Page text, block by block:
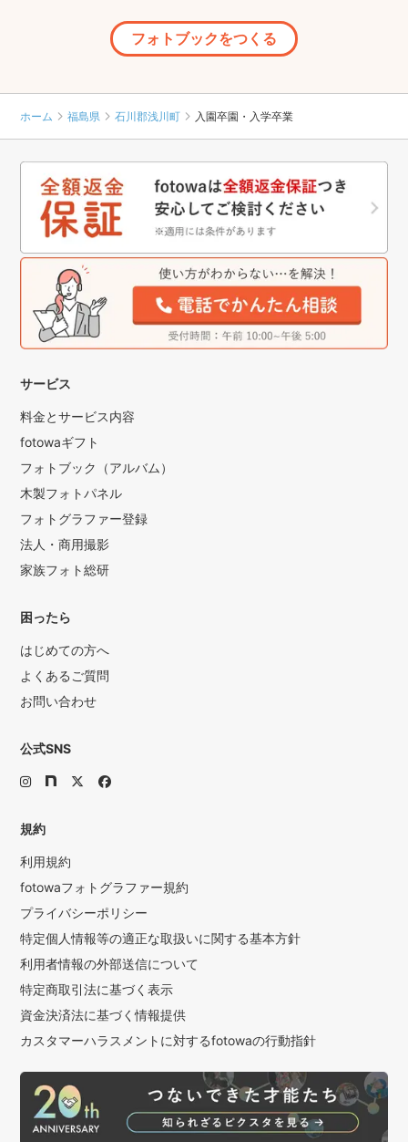
フォトブックをつくる
ホーム 福島県 石川郡浅川町 入園卒園・入学卒業
サービス
料金とサービス内容
fotowaギフト
フォトブック（アルバム）
木製フォトパネル
フォトグラファー登録
法人・商用撮影
家族フォト総研
困ったら
はじめての方へ
よくあるご質問
お問い合わせ
公式SNS
規約
利用規約
fotowaフォトグラファー規約
プライバシーポリシー
特定個人情報等の適正な取扱いに関する基本方針
利用者情報の外部送信について
特定商取引法に基づく表示
資金決済法に基づく情報提供
カスタマーハラスメントに対するfotowaの行動指針